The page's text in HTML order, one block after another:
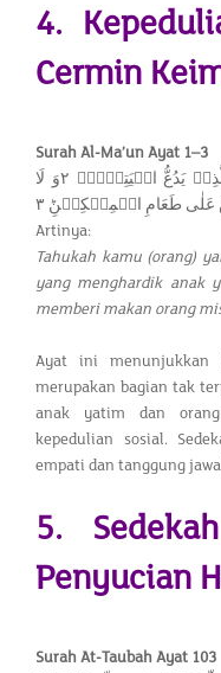
4.
Cermin
Surah Al-Ma’un Ayat 1–3
اَرَءَيۡتَ الَّذِىۡ يُكَذِّبُ بِالدِّيۡنِؕ‏ ١فَذٰلِكَ الَّذِىۡ يَدُعُّ الۡيَتِيۡمَۙ‏ ٢وَ لَا
طَعَامِ الۡمِسۡكِيۡنِؕ‏ ٣
Artinya:
Tahukah kamu (orang)
yang menghardik anak
memberi makan orang
Ayat ini menunjukkan
merupakan bagian tak
anak yatim dan
kepedulian sosial.
empati dan tanggung
5.
Penyucian
Surah At-Taubah Ayat 103